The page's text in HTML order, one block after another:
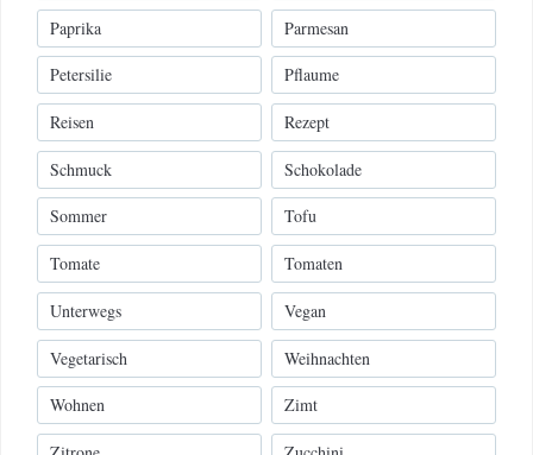
Paprika Parmesan
Petersilie Pflaume
Reisen Rezept
Schmuck Schokolade
Sommer Tofu
Tomate Tomaten
Unterwegs Vegan
Vegetarisch Weihnachten
Wohnen Zimt